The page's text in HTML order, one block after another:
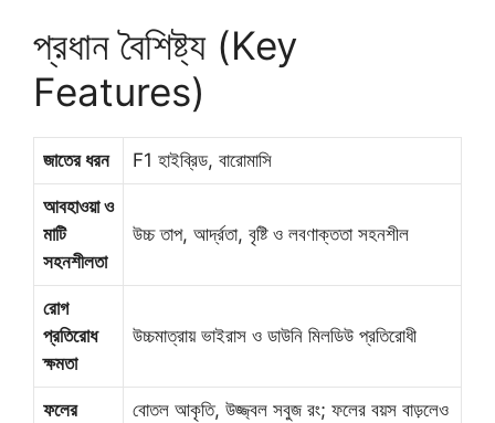
প্রধান বৈশিষ্ট্য (Key
Features)
জাতের ধরন F1 হাইব্রিড, বারোমাসি
আবহাওয়া ও
মাটি
সহনশীলতা
উচ্চ তাপ, আর্দ্রতা, বৃষ্টি ও লবণাক্ততা সহনশীল
রোগ
প্রতিরোধ
ক্ষমতা
উচ্চমাত্রায় ভাইরাস ও ডাউনি মিলডিউ প্রতিরোধী
ফলের
বোতল আকৃতি, উজ্জ্বল সবুজ রং; ফলের বয়স বাড়লেও